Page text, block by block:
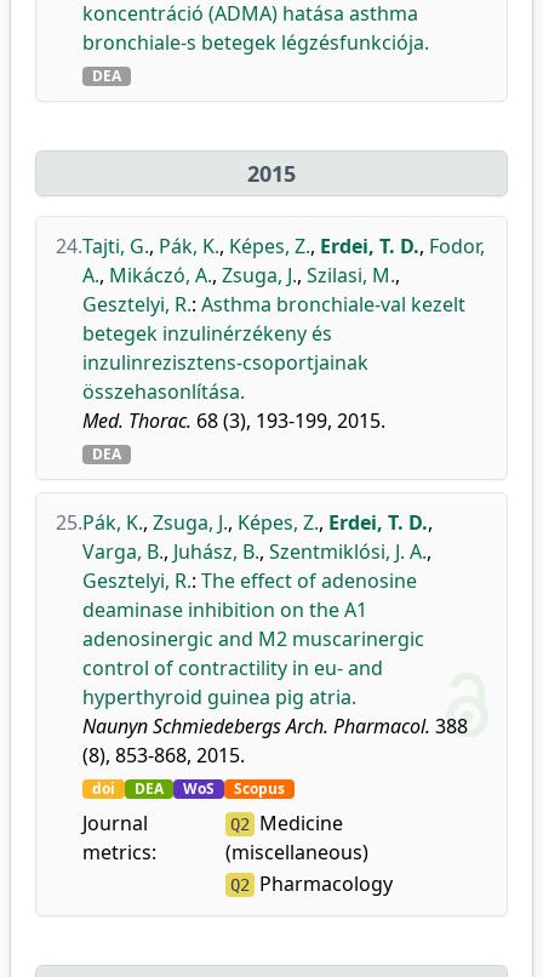
koncentráció (ADMA) hatása asthma
bronchiale-s betegek légzésfunkciója.
DEA
2015
24.Tajti, G., Pák, K., Képes, Z., Erdei, T. D., Fodor,
A., Mikáczó, A., Zsuga, J., Szilasi, M.,
Gesztelyi, R.: Asthma bronchiale-val kezelt
betegek inzulinérzékeny és
inzulinrezisztens-csoportjainak
összehasonlítása.
Med. Thorac. 68 (3), 193-199, 2015.
DEA
25.Pák, K., Zsuga, J., Képes, Z., Erdei, T. D.,
Varga, B., Juhász, B., Szentmiklósi, J. A.,
Gesztelyi, R.: The effect of adenosine
deaminase inhibition on the A1
adenosinergic and M2 muscarinergic
control of contractility in eu- and
hyperthyroid guinea pig atria.
Naunyn Schmiedebergs Arch. Pharmacol. 388
(8), 853-868, 2015.
doi DEA WoS Scopus
Journal
metrics:
Q2 Medicine
(miscellaneous)
Q2 Pharmacology